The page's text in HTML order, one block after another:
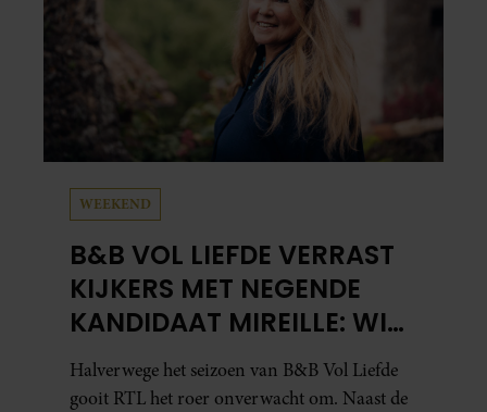
WEEKEND
B&B VOL LIEFDE VERRAST
KIJKERS MET NEGENDE
KANDIDAAT MIREILLE: WIE
IS ZIJ EIGENLIJK?
Halverwege het seizoen van B&B Vol Liefde
gooit RTL het roer onverwacht om. Naast de